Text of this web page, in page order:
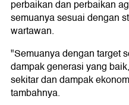
perbaikan dan perbaikan
semuanya sesuai dengan
wartawan.
"Semuanya dengan target
dampak generasi yang
sekitar dan dampak
tambahnya.